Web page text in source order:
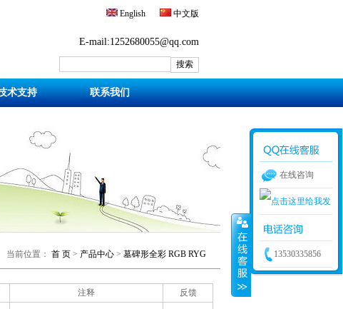
中文版
English
E-mail:1252680055@qq.com
术支持 联系我们
当前位置： 首 页 > 产品中心 > 墓碑形全彩 RGB RYG
注释 反馈
在线咨询
宝金灵商务QQ
13530335856